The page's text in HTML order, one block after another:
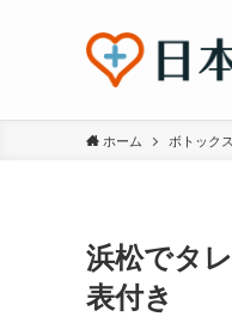
ホーム ボトックス
浜松でタ
表付き